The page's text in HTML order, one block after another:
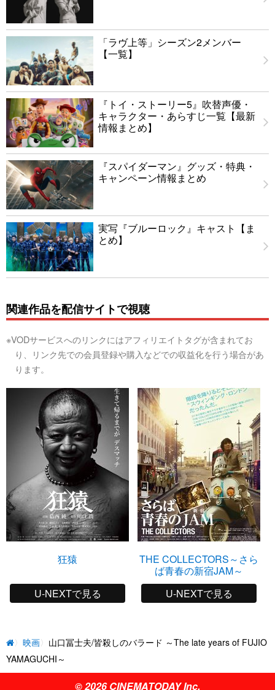
「ラヴ上等」シーズン2メンバー
【一覧】
『トイ・ストーリー5』吹替声優・
キャラクター・あらすじ一覧【最新
情報まとめ】
『スパイダーマン』グッズ・特典・
キャンペーン情報まとめ
実写『ブルーロック』キャスト【ま
とめ】
関連作品を配信サイトで視聴
※VODサービスへのリンクにはアフィリエイトタグが含まれてお
り、リンク先での会員登録や購入などでの収益化を行う場合があ
ります。
狂猿
U-NEXTで見る
THE COLLECTORS～さら
ば青春の新宿JAM～
U-NEXTで見る
映画
山口冨士夫/皆殺しのバラード ～The late years of FUJIO
YAMAGUCHI～
© 2026 CINEMATODAY Inc.